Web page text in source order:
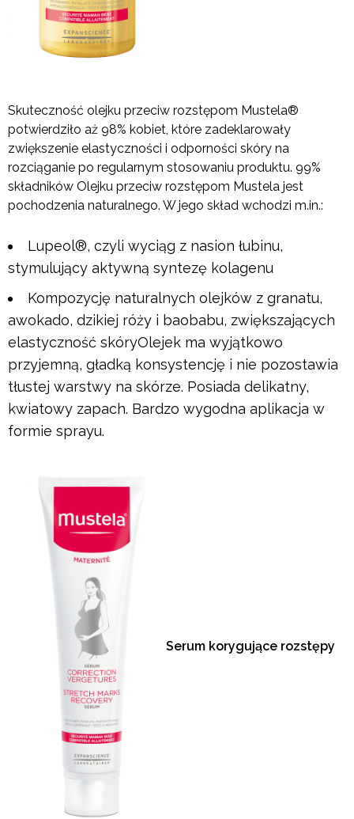
Skuteczność olejku przeciw rozstępom Mustela®
potwierdziło aż 98% kobiet, które zadeklarowały
zwiększenie elastyczności i odporności skóry na
rozciąganie po regularnym stosowaniu produktu. 99%
składników Olejku przeciw rozstępom Mustela jest
pochodzenia naturalnego. W jego skład wchodzi m.in.:
Lupeol®, czyli wyciąg z nasion łubinu,
stymulujący aktywną syntezę kolagenu
Kompozycję naturalnych olejków z granatu,
awokado, dzikiej róży i baobabu, zwiększających
elastyczność skóryOlejek ma wyjątkowo
przyjemną, gładką konsystencję i nie pozostawia
tłustej warstwy na skórze. Posiada delikatny,
kwiatowy zapach. Bardzo wygodna aplikacja w
formie sprayu.
Serum korygujące rozstępy